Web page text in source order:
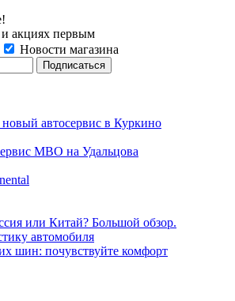
и акциях первым
Новости магазина
автосервис в Куркино
МВО на Удальцова
или Китай? Большой обзор.
автомобиля
шин: почувствуйте комфорт